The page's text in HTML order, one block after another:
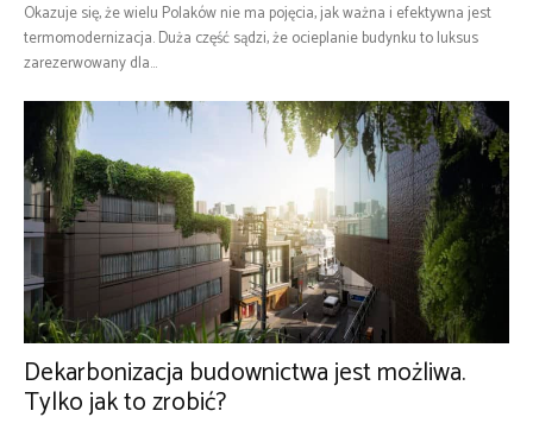
Okazuje się, że wielu Polaków nie ma pojęcia, jak ważna i efektywna jest
termomodernizacja. Duża część sądzi, że ocieplanie budynku to luksus
zarezerwowany dla...
Dekarbonizacja budownictwa jest możliwa.
Tylko jak to zrobić?